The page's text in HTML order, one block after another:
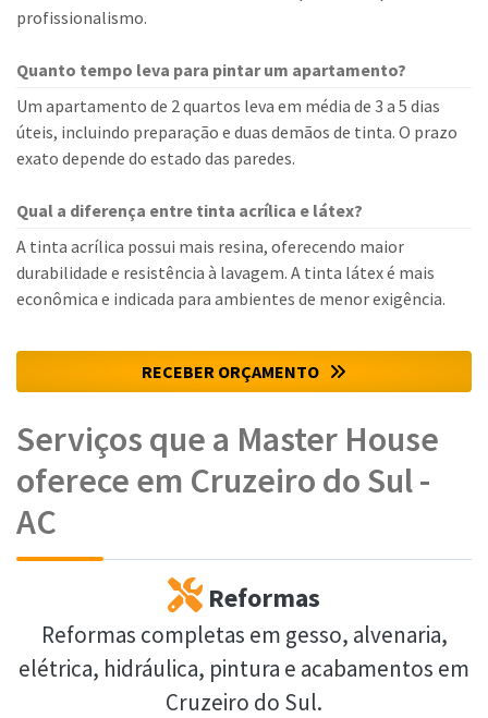
profissionalismo.
Quanto tempo leva para pintar um apartamento?
Um apartamento de 2 quartos leva em média de 3 a 5 dias
úteis, incluindo preparação e duas demãos de tinta. O prazo
exato depende do estado das paredes.
Qual a diferença entre tinta acrílica e látex?
A tinta acrílica possui mais resina, oferecendo maior
durabilidade e resistência à lavagem. A tinta látex é mais
econômica e indicada para ambientes de menor exigência.
RECEBER ORÇAMENTO
Serviços que a Master House
oferece em Cruzeiro do Sul -
AC
Reformas
Reformas completas em gesso, alvenaria,
elétrica, hidráulica, pintura e acabamentos em
Cruzeiro do Sul.